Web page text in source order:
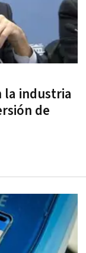
la industria
de